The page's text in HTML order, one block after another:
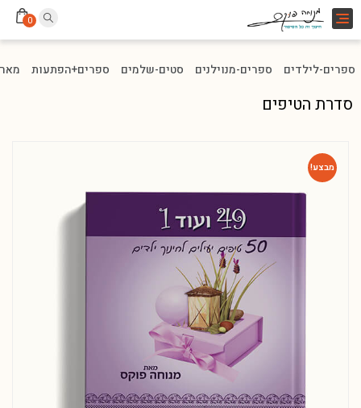
Toggle
navigation
0
ספרים-לילדים ספרים-מנוילנים סטים-שלמים ספרים+הפתעות
סדרת הטיפים
מבצע!